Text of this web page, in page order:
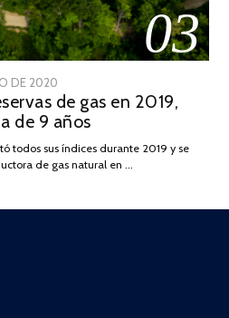
03
DE 2020
DE
JULIO
2025
de gas en 2019,
de 9 años
todos sus índices durante 2019 y se
de gas natural en …